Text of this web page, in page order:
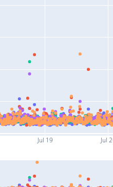
Jul 19 Jul